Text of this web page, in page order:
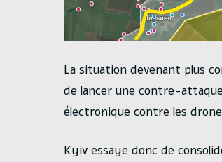
La situation devenant plus
de lancer une contre-
électronique contre les
Kyiv essaye donc de